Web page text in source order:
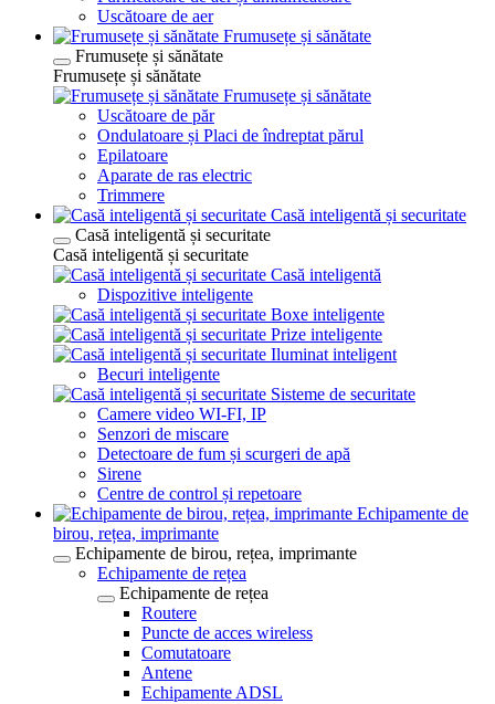
Uscătoare de aer
Frumusețe și sănătate
Frumusețe și sănătate
Frumusețe și sănătate
Frumusețe și sănătate
Uscătoare de păr
Ondulatoare și Placi de îndreptat părul
Epilatoare
Aparate de ras electric
Trimmere
Casă inteligentă și securitate
Casă inteligentă și securitate
Casă inteligentă și securitate
Casă inteligentă
Dispozitive inteligente
Boxe inteligente
Prize inteligente
Iluminat inteligent
Becuri inteligente
Sisteme de securitate
Camere video WI-FI, IP
Senzori de miscare
Detectoare de fum și scurgeri de apă
Sirene
Centre de control și repetoare
Echipamente de
birou, rețea, imprimante
Echipamente de birou, rețea, imprimante
Echipamente de rețea
Echipamente de rețea
Routere
Puncte de acces wireless
Comutatoare
Antene
Echipamente ADSL